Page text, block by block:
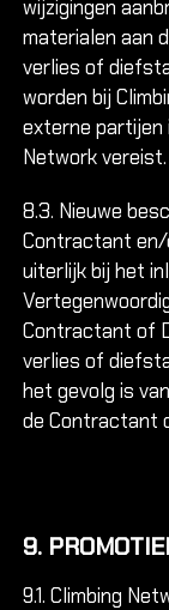
wijzigingen
materialen aan
verlies of
worden bij
externe partijen
Network vereist.
8.3. Nieuwe
Contractant en/
uiterlijk bij het
Contractant of
verlies of
het gevolg is
de Contractant
9.
9.1. Climbing